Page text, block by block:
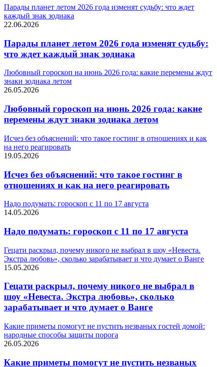
Парады планет летом 2026 года изменят судьбу: что ждет
каждый знак зодиака
22.06.2026
Парады планет летом 2026 года изменят судьбу:
что ждет каждый знак зодиака
Любовный гороскоп на июнь 2026 года: какие перемены ждут
знаки зодиака летом
26.05.2026
Любовный гороскоп на июнь 2026 года: какие
перемены ждут знаки зодиака летом
Исчез без объяснений: что такое гостинг в отношениях и как
на него реагировать
19.05.2026
Исчез без объяснений: что такое гостинг в
отношениях и как на него реагировать
Надо подумать: гороскоп с 11 по 17 августа
14.05.2026
Надо подумать: гороскоп с 11 по 17 августа
Гецати раскрыл, почему никого не выбрал в шоу «Невеста.
Экстра любовь», сколько зарабатывает и что думает о Ванге
15.05.2026
Гецати раскрыл, почему никого не выбрал в
шоу «Невеста. Экстра любовь», сколько
зарабатывает и что думает о Ванге
Какие приметы помогут не пустить незваных гостей домой:
народные способы защиты порога
26.05.2026
Какие приметы помогут не пустить незваных